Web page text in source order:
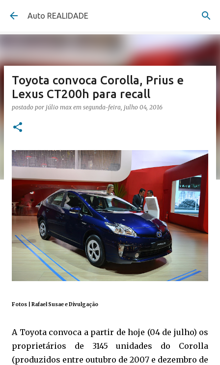
Pular para o conteúdo principal
Auto REALIDADE
Toyota convoca Corolla, Prius e
Lexus CT200h para recall
postado por júlio max em segunda-feira, julho 04, 2016
Fotos | Rafael Susae e Divulgação
A Toyota convoca a partir de hoje (04 de julho) os
proprietários de 3145 unidades do Corolla
(produzidos entre outubro de 2007 e dezembro de